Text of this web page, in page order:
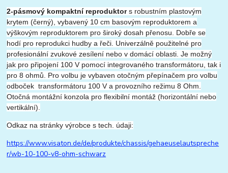
2-pásmový kompaktní reproduktor s robustním plastovým
krytem (černý), vybavený 10 cm basovým reproduktorem a
výškovým reproduktorem pro široký dosah přenosu. Dobře se
hodí pro reprodukci hudby a řeči. Univerzálně použitelné pro
profesionální zvukové zesílení nebo v domácí oblasti.Je možný
jak pro připojení 100 V pomocí integrovaného transformátoru, tak i
pro 8 ohmů. Pro volbu je vybaven otočným přepínačem pro volbu
odboček transformátoru 100 V a provozního režimu 8 Ohm.
Otočná montážní konzola pro flexibilní montáž (horizontální nebo
vertikální).
Odkaz na stránky výrobce s tech. údaji:
https://www.visaton.de/de/produkte/chassis/gehaeuselautspreche
r/wb-10-100-v8-ohm-schwarz